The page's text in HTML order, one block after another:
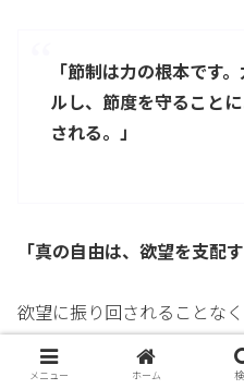
「節制は力の根本です
ルし、節度を守ること
される。」
「真の自由は、欲望を支配
欲望に振り回されることなく
真の自由への第一歩である
メニュー ホーム